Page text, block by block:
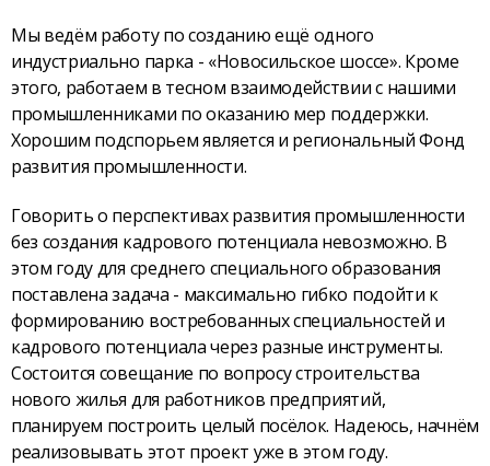
Мы ведём работу по созданию ещё одного
индустриально парка - «Новосильское шоссе». Кроме
этого, работаем в тесном взаимодействии с нашими
промышленниками по оказанию мер поддержки.
Хорошим подспорьем является и региональный Фонд
развития промышленности.
Говорить о перспективах развития промышленности
без создания кадрового потенциала невозможно. В
этом году для среднего специального образования
поставлена задача - максимально гибко подойти к
формированию востребованных специальностей и
кадрового потенциала через разные инструменты.
Состоится совещание по вопросу строительства
нового жилья для работников предприятий,
планируем построить целый посёлок. Надеюсь, начнём
реализовывать этот проект уже в этом году.